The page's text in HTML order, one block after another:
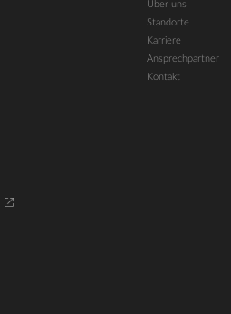
Über uns
Standorte
Karriere
Ansprechpartner
Kontakt